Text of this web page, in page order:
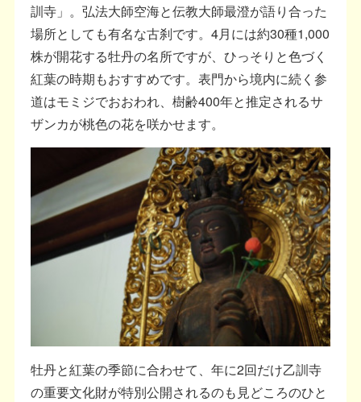
訓寺」。弘法大師空海と伝教大師最澄が語り合った
場所としても有名な古刹です。4月には約30種1,000
株が開花する牡丹の名所ですが、ひっそりと色づく
紅葉の時期もおすすめです。表門から境内に続く参
道はモミジでおおわれ、樹齢400年と推定されるサ
ザンカが桃色の花を咲かせます。
牡丹と紅葉の季節に合わせて、年に2回だけ乙訓寺
の重要文化財が特別公開されるのも見どころのひと